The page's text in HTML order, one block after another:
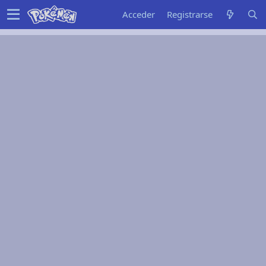
Acceder Registrarse